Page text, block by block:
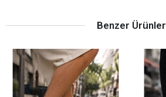
Benzer Ürünler